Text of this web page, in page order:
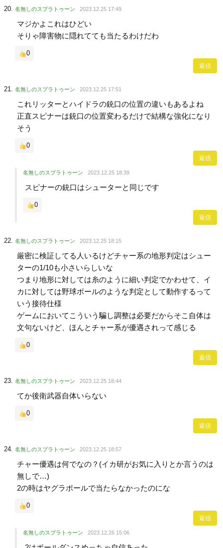
名無しのスプラトゥーン 2023.12.25 17:49
マジかよこれはひどい
そりゃ障害物に隠れてても当たるわけだわ
0
返信
名無しのスプラトゥーン 2023.12.25 17:51
これリッターとハイドラの銃口の位置の違いもあるよね
正直スピナーは銃口の位置変わるだけで結構な強化になり
そう
0
返信
名無しのスプラトゥーン 2023.12.25 18:39
スピナーの銃口はシューターと同じです
0
返信
名無しのスプラトゥーン 2023.12.25 18:15
厳密に検証してる人いるけどチャー系の地形判定はシュー
ターの1/10も小さいらしいな
つまり地形に対しては糸のように細い判定でかわせて、イ
カに対しては野球ボールのような判定として動作するって
いう接待仕様
ゲームにおいてこういう騙し調整は必要だからそこ自体は
文句ないけど、ほんとチャー系が優遇されって感じる
0
返信
名無しのスプラトゥーン 2023.12.25 18:44
てか後衛武器自体いらない
0
返信
名無しのスプラトゥーン 2023.12.25 18:57
チャー優遇は何でなの？(イカ研がお気に入りとか言うのは
無しで…)
2の時はヤグラポールで当たらなかったのにな
0
返信
名無しのスプラトゥーン 2023.12.26 15:06